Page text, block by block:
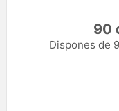
90
Dispones de